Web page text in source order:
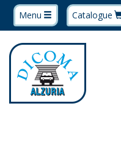
Menu Catalogue